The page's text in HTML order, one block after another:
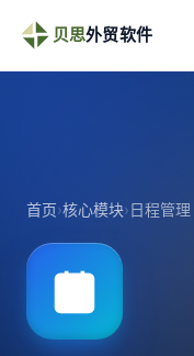
贝思外贸软件
首页›核心模块›日程管理